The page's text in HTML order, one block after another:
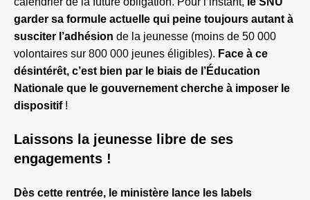
garder sa formule actuelle qui peine toujours autant à
susciter l’adhésion de la jeunesse (moins de 50 000
volontaires sur 800 000 jeunes éligibles). Face à ce
désintérêt, c’est bien par le biais de l’Éducation
Nationale que le gouvernement cherche à imposer le
dispositif !
Laissons la jeunesse libre de ses
engagements !
Dès cette rentrée, le ministère lance les labels